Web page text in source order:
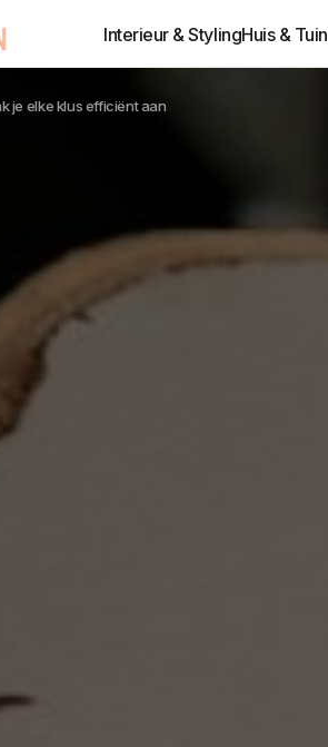
Interieur & StylingHuis & Tuin
je elke klus efficiënt aan